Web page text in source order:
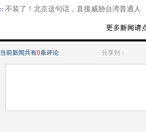
不装了！北京这句话，直接威胁台湾普通人
当前新闻共有0条评论 分享到：